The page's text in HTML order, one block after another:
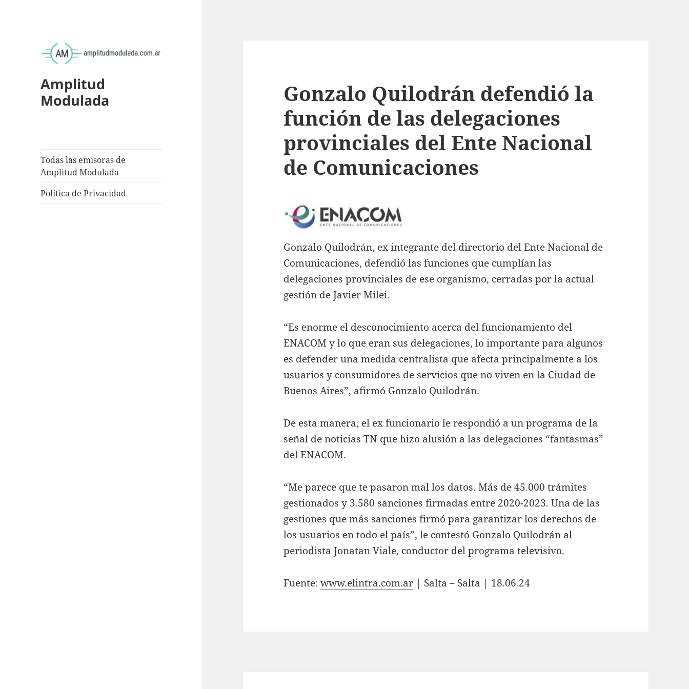
Amplitud
Modulada
Todas las emisoras de
Amplitud Modulada
Política de Privacidad
Gonzalo Quilodrán defendió la
función de las delegaciones
provinciales del Ente Nacional
de Comunicaciones
Gonzalo Quilodrán, ex integrante del directorio del Ente Nacional de
Comunicaciones, defendió las funciones que cumplían las
delegaciones provinciales de ese organismo, cerradas por la actual
gestión de Javier Milei.
“Es enorme el desconocimiento acerca del funcionamiento del
ENACOM y lo que eran sus delegaciones, lo importante para algunos
es defender una medida centralista que afecta principalmente a los
usuarios y consumidores de servicios que no viven en la Ciudad de
Buenos Aires”, afirmó Gonzalo Quilodrán.
De esta manera, el ex funcionario le respondió a un programa de la
señal de noticias TN que hizo alusión a las delegaciones “fantasmas”
del ENACOM.
“Me parece que te pasaron mal los datos. Más de 45.000 trámites
gestionados y 3.580 sanciones firmadas entre 2020-2023. Una de las
gestiones que más sanciones firmó para garantizar los derechos de
los usuarios en todo el país”, le contestó Gonzalo Quilodrán al
periodista Jonatan Viale, conductor del programa televisivo.
Fuente:www.elintra.com.ar | Salta – Salta | 18.06.24